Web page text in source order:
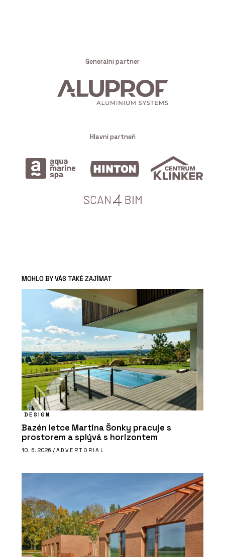
Generální partner
Hlavní partneři
MOHLO BY VÁS TAKÉ ZAJÍMAT
DESIGN
Bazén letce Martina Šonky pracuje s
prostorem a splývá s horizontem
10. 6. 2026 / ADVERTORIAL